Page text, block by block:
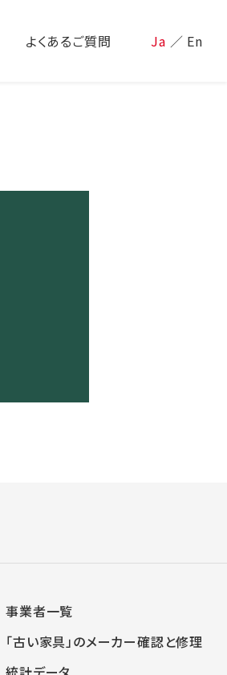
よくあるご質問 Ja ／ En
事業者一覧
「古い家具」のメーカー確認と修理